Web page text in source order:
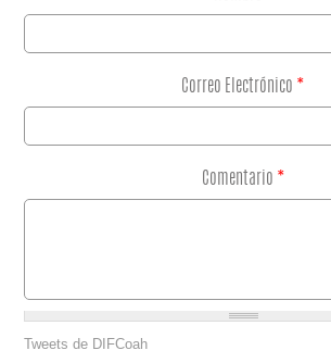
Correo Electrónico *
Comentario *
Tweets de DIFCoah